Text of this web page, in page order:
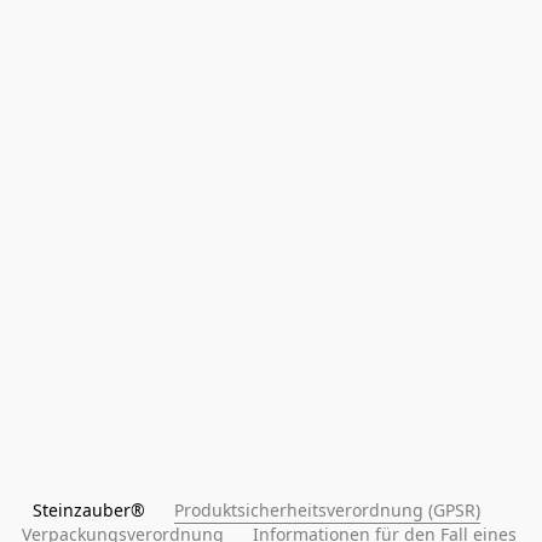
Steinzauber® Produktsicherheitsverordnung (GPSR)
Verpackungsverordnung
Informationen für den Fall eines